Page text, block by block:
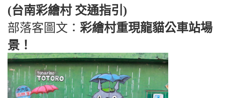
(台南彩繪村 交通指引)
部落客圖文： 彩繪村重現龍貓公車站場
景！